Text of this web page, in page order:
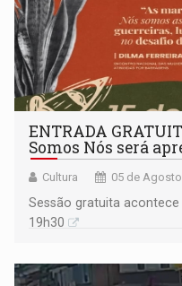
ENTRADA
Somos Nós será
Cultura 05 de
Sessão gratuita
19h30